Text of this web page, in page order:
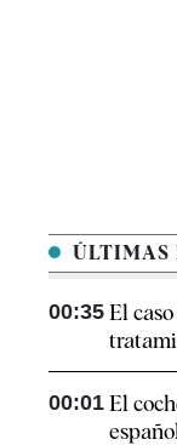
ÚLTIMAS
00:35 El
00:01 El